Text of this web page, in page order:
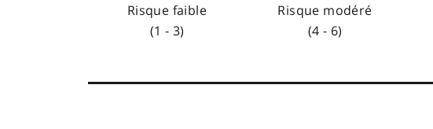
Risque faible
(1 - 3)
Risque modéré
(4 - 6)